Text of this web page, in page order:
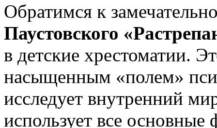
Обратимся к
Паустовского
в детские хрестоматии.
насыщенным «полем»
исследует внутренний
использует все